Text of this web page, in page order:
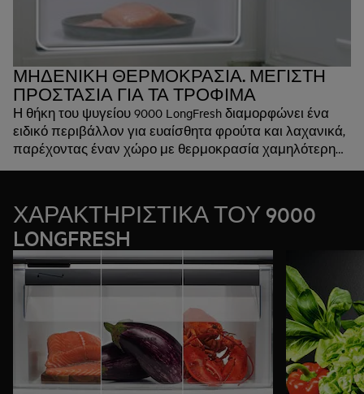
ΜΗΔΕΝΙΚΗ ΘΕΡΜΟΚΡΑΣΙΑ. ΜΕΓΙΣΤΗ
ΠΡΟΣΤΑΣΙΑ ΓΙΑ ΤΑ ΤΡΟΦΙΜΑ
Η θήκη του ψυγείου 9000 LongFresh διαμορφώνει ένα
ειδικό περιβάλλον για ευαίσθητα φρούτα και λαχανικά,
παρέχοντας έναν χώρο με θερμοκρασία χαμηλότερη
ΧΑΡΑΚΤΗΡΙΣΤΙΚΑ ΤΟΥ 9000
LONGFRESH